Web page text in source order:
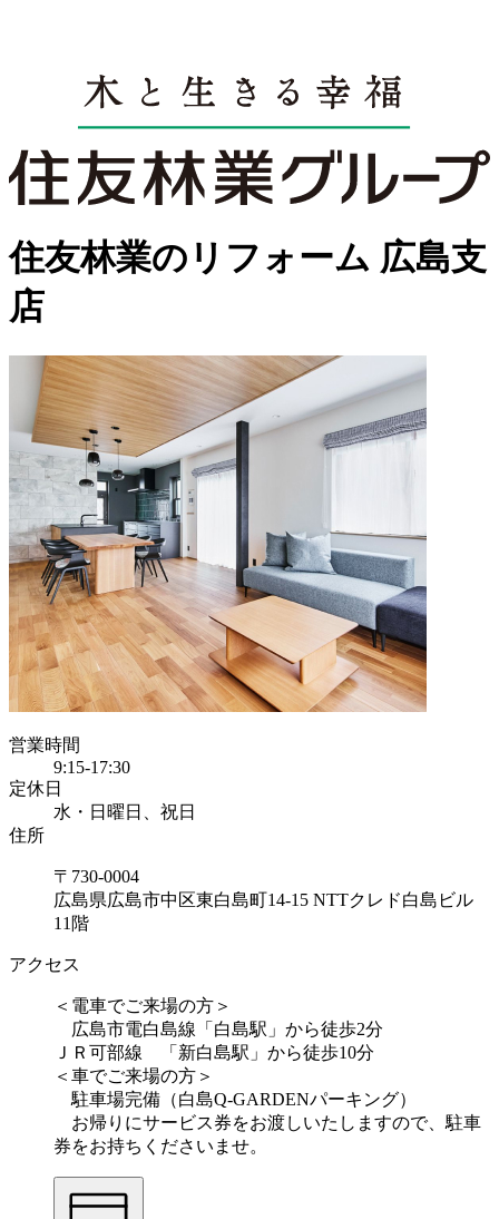
住友林業のリフォーム 広島支
店
営業時間
9:15-17:30
定休日
水・日曜日、祝日
住所
〒730-0004
広島県広島市中区東白島町14-15 NTTクレド白島ビル
11階
アクセス
＜電車でご来場の方＞
広島市電白島線「白島駅」から徒歩2分
ＪＲ可部線 「新白島駅」から徒歩10分
＜車でご来場の方＞
駐車場完備（白島Q-GARDENパーキング）
お帰りにサービス券をお渡しいたしますので、駐車
券をお持ちくださいませ。